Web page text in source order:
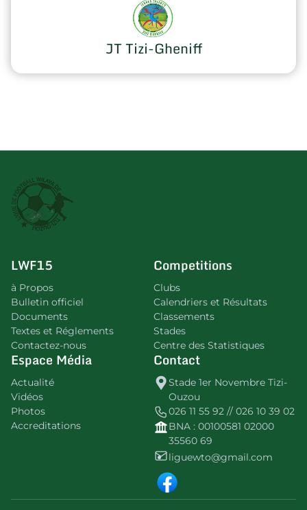
JT Tizi-Gheniff
LWF15
à Propos
Bulletin officiel
Documents
Textes et Réglements
Contactez-nous
Competitions
Clubs
Calendriers et Résultats
Classements
Stades
Centre des Statistiques
Espace Média
Actualité
Vidéos
Photos
Accreditations
Contact
Stade 1er Novembre Tizi-
Ouzou
026 11 55 92 // 026 10 39 02
BNA : 00100581 02000
35560 69
liguewto@gmail.com